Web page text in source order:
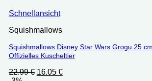
Schnellansicht
Squishmallows
Squishmallows Disney Star Wars Grogu 25
Offizielles Kuscheltier
22.99€ Ursprünglicher
16.05 €Aktueller